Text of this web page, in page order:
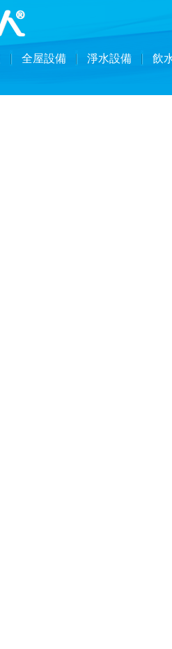
全屋設備 淨水設備 飲